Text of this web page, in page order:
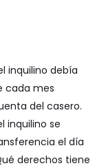
inquilino debía
cada mes
del casero.
inquilino se
el día
derechos tiene